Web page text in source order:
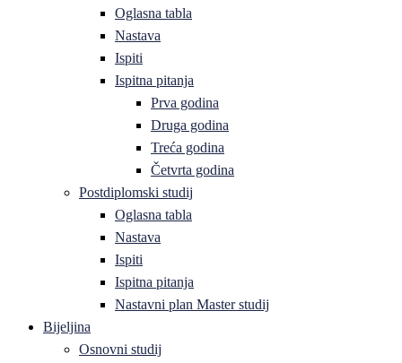
Oglasna tabla
Nastava
Ispiti
Ispitna pitanja
Prva godina
Druga godina
Treća godina
Četvrta godina
Postdiplomski studij
Oglasna tabla
Nastava
Ispiti
Ispitna pitanja
Nastavni plan Master studij
Bijeljina
Osnovni studij